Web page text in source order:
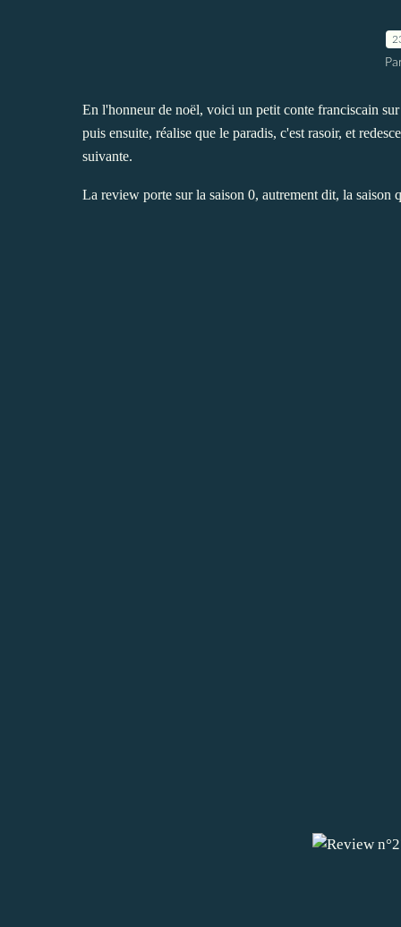
En l'honneur de noël, voici un petit conte franciscain
puis ensuite, réalise que le paradis, c'est rasoir, et
suivante.
La review porte sur la saison 0, autrement dit, la saison